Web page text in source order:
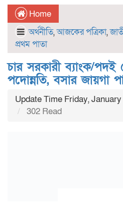
Home
অর্থনীতি,আজকের পত্রিকা,
প্রথম পাতা
চার সরকারী ব্যাংক/
পদোন্নতি, বসার জায়গা
Update Time Friday,
302 Read